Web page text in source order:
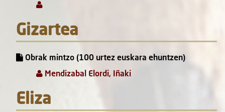
Gizartea
Obrak mintzo (100 urtez euskara ehuntzen)
Mendizabal Elordi, Iñaki
Eliza